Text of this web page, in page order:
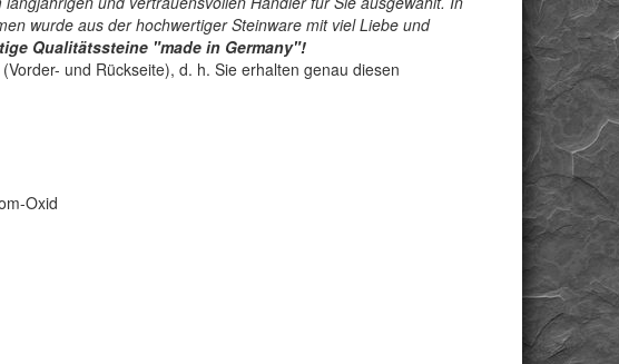
wurde aus der hochwertiger Steinware mit viel Liebe und
Qualitätssteine "made in Germany"!
und Rückseite), d. h. Sie erhalten genau diesen
Oxid